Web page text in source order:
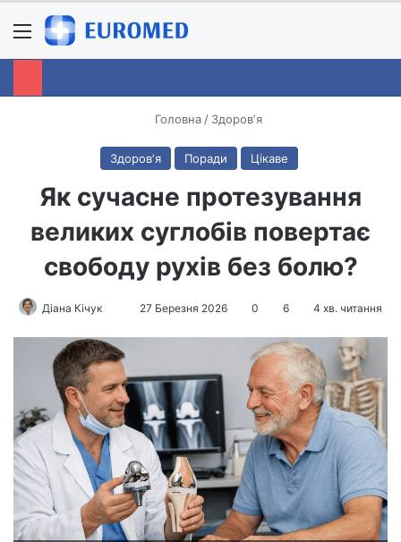
Menu
Головна / Здоровʼя
Здоровʼя Поради Цікаве
Як сучасне протезування
великих суглобів повертає
свободу рухів без болю?
Діана Кічук
n
a
n
a
i
l
27 Березня 2026 0 6 4 хв. читання